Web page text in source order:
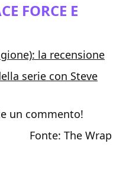
FORCE E
la recensione
serie con Steve
un commento!
Fonte: The Wrap